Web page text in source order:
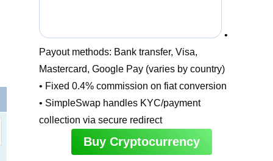
•
Payout methods: Bank transfer, Visa,
Mastercard, Google Pay (varies by country)
• Fixed 0.4% commission on fiat conversion
• SimpleSwap handles KYC/payment
collection via secure redirect
Buy Cryptocurrency